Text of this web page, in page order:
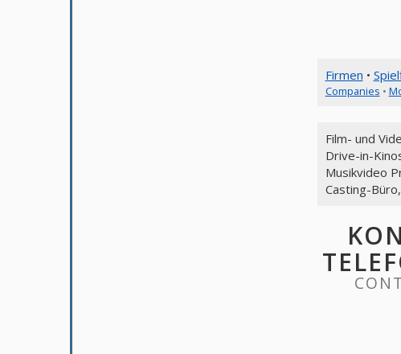
Firmen •
Companies •
Film- und
Drive-in-
Musikvideo
Casting-